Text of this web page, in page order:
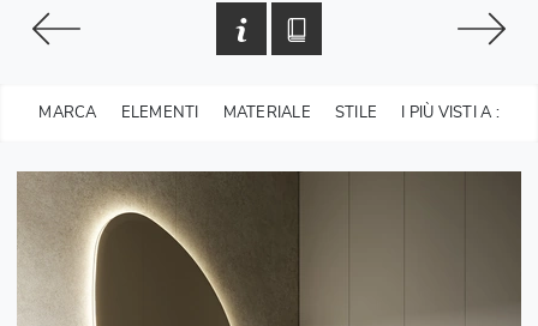
MARCA ELEMENTI MATERIALE STILE I PIÙ VISTI A :